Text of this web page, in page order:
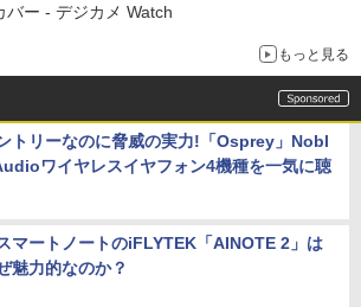
バー - デジカメ Watch
もっと見る
トリーなのに脅威の実力!「Osprey」Nobl
ワイヤレスイヤフォン4機種を一気に聴
マートノートのiFLYTEK「AINOTE 2」は
魅力的なのか？